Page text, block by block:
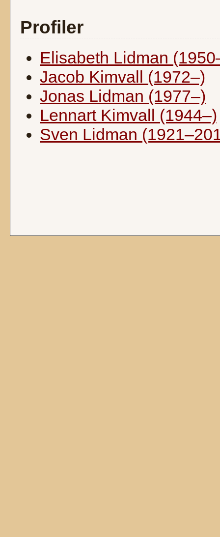
Profiler
Elisabeth Lidman
Jacob Kimvall (1972–)
Jonas Lidman (1977–)
Lennart Kimvall (1944–)
Sven Lidman